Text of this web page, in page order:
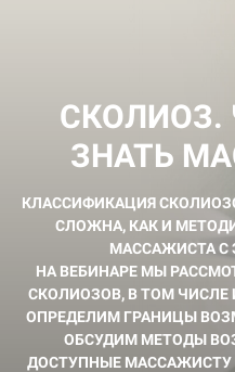
ЗНАТЬ
КЛАССИФИКАЦИЯ
СЛОЖНА, КАК И
МАССАЖИСТА С
НА ВЕБИНАРЕ МЫ
СКОЛИОЗОВ, В ТОМ
ОПРЕДЕЛИМ ГРАНИЦЫ
ОБСУДИМ МЕТОДЫ
ДОСТУПНЫЕ МАССАЖИСТУ